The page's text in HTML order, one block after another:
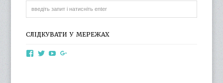
СЛІДКУВАТИ У МЕРЕЖАХ
ViewViewView